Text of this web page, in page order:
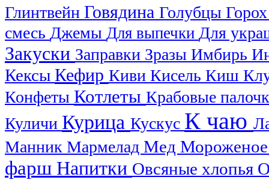
Глинтвейн Говядина Голубцы
смесь Джемы Для выпечки Для
Закуски Заправки Зразы Имбирь
Кексы Кефир Киви Кисель Киш
Конфеты Котлеты Крабовые
Куличи Курица Кускус К чаю
Манник Мармелад Мед
фарш Напитки Овсяные хлопья